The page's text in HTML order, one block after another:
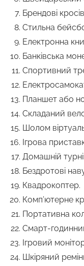
Брендові
Стильна
Електронна
Банківська
Спортивний
Планшет або
Складаний
Шолом
Ігрова
Домашній
Бездротові
Квадрокоптер.
Комп’ютерне
Портативна
Смарт-
Ігровий
Шкіряний